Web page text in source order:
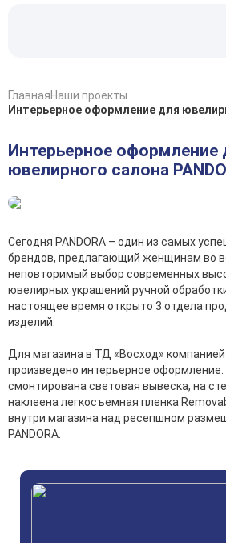
ГлавнаяНаши проекты
Интерьерное оформление для
Интерьерное оформление
ювелирного салона
Сегодня PANDORA – один из самых
брендов, предлагающий женщинам во
неповторимый выбор современных
ювелирных украшений ручной
настоящее время открыто 3 отдела
изделий.
Для магазина в ТД «Восход»
произведено интерьерное
смонтирована световая вывеска, на
наклеена легкосъемная пленка
внутри магазина над ресепшном
PANDORA.